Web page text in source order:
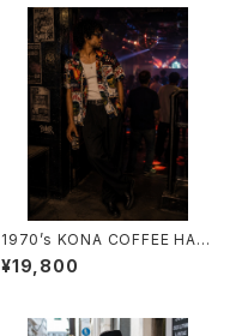
1970’s KONA COFFEE HAW
AIIAN SHIRTS -1970年代 コ
ナ・コーヒー ハワイアンシャツ-
¥19,800